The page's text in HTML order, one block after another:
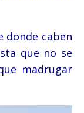
donde caben
que no se
madrugar